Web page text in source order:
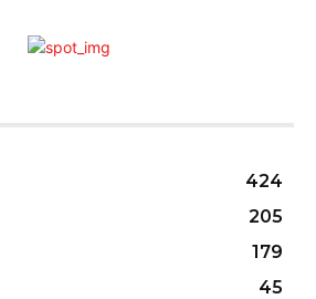
424
205
179
45